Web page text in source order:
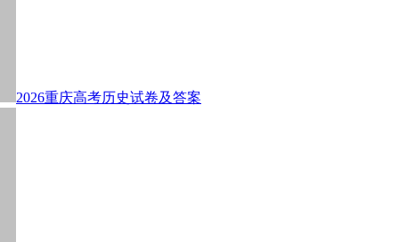
2026重庆高考历史试卷及答案